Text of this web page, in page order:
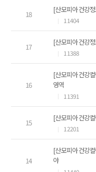
18 [산모피아 건강
11404
17 [산모피아 건강
11388
16
[산모피아 건강
영역
11391
15 [산모피아 건강
12201
14
[산모피아 건강
야